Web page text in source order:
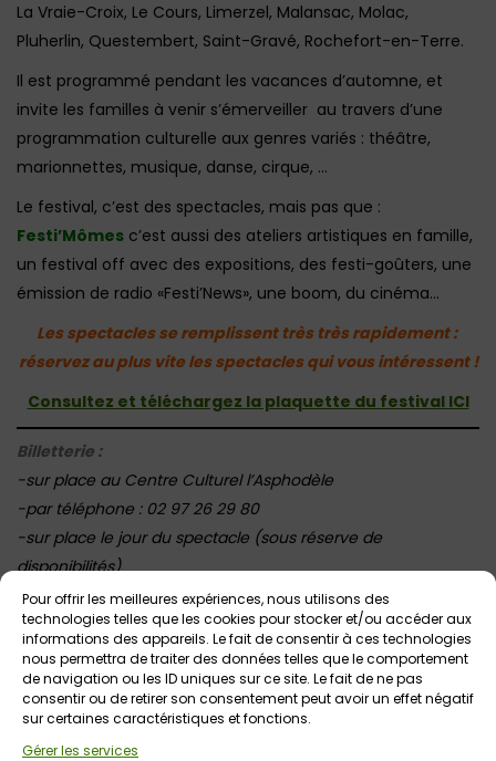
Pour offrir les meilleures expériences, nous utilisons des
technologies telles que les cookies pour stocker et/ou accéder aux
informations des appareils. Le fait de consentir à ces technologies
nous permettra de traiter des données telles que le comportement
de navigation ou les ID uniques sur ce site. Le fait de ne pas
consentir ou de retirer son consentement peut avoir un effet négatif
sur certaines caractéristiques et fonctions.
Gérer les services
La Vraie-Croix, Le Cours, Limerzel, Malansac, Molac,
Pluherlin, Questembert, Saint-Gravé, Rochefort-en-Terre.
Il est programmé pendant les vacances d’automne, et
invite les familles à venir s’émerveiller au travers d’une
programmation culturelle aux genres variés : théâtre,
marionnettes, musique, danse, cirque, …
Le festival, c’est des spectacles, mais pas que :
Festi’Mômes c’est aussi des ateliers artistiques en famille,
un festival off avec des expositions, des festi-goûters, une
émission de radio «Festi’News», une boom, du cinéma…
Les spectacles se remplissent très très rapidement :
réservez au plus vite les spectacles qui vous intéressent !
Consultez et téléchargez la plaquette du festival ICI
Billetterie :
-sur place au Centre Culturel l’Asphodèle
-par téléphone : 02 97 26 29 80
-sur place le jour du spectacle (sous réserve de
disponibilités)
–En ligne, c’est ICI
Votre avis sur
Festi’Mômes – Festival Petite
Enfance en Morbihan